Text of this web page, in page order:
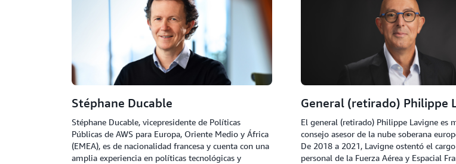
Stéphane Ducable
Stéphane Ducable, vicepresidente de Políticas
Públicas de AWS para Europa, Oriente Medio y África
(EMEA), es de nacionalidad francesa y cuenta con una
amplia experiencia en políticas tecnológicas y
General (retirado) Philippe
El general (retirado) Philippe Lavigne es
consejo asesor de la nube soberana
De 2018 a 2021, Lavigne ostentó el
personal de la Fuerza Aérea y Espacial